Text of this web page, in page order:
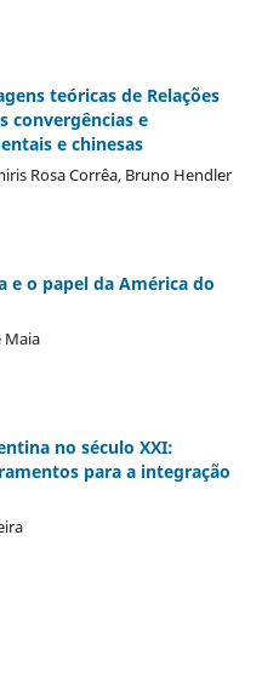
teóricas de Relações
convergências e
e chinesas
Rosa Corrêa, Bruno Hendler
e o papel da América do
Maia
no século XXI:
para a integração